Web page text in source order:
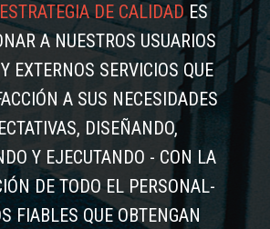
ESTRATEGIA DE CALIDADES
A NUESTROS USUARIOS
EXTERNOS SERVICIOS QUE
A SUS NECESIDADES
DISEÑANDO,
Y EJECUTANDO - CON LA
DE TODO EL PERSONAL-
FIABLES QUE OBTENGAN